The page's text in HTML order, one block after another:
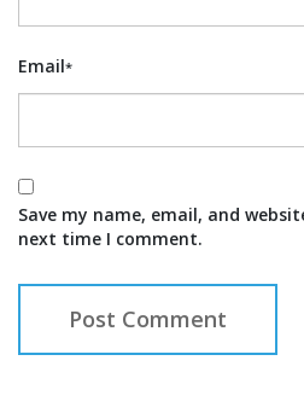
Email*
Save my name, email, and
next time I comment.